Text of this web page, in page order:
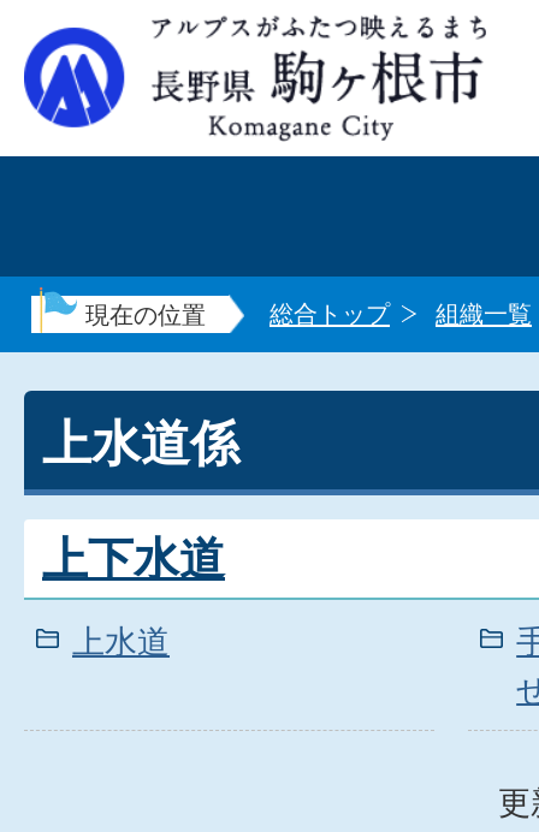
現在の位置 総合トップ 組織一覧
上水道係
上下水道
上水道